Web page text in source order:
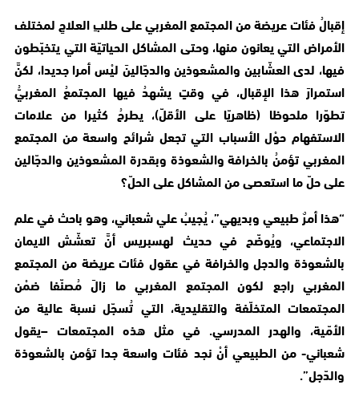
إقبالُ فئات عريضة من المجتمع المغربي على طلبِ العلاجِ لمختلف
الأمراض التي يعانون منها، وحتى المشاكل الحياتيّة التي يتخبّطون
فيها، لدى العشّابين والمشعوذين والدجّالينَ ليْس أمرا جديدا، لكنَّ
استمرارَ هذا الإقبال، في وقتٍ يشهدُ فيها المجتمعُ المغربيُّ
تطوّرا ملحوظا (ظاهريّا على الأقلّ)، يطرحُ كثيرا من علامات
الاستفهام حوْل الأسباب التي تجعل شرائح واسعة من المجتمع
المغربي تؤمنُ بالخرافة والشعوذة وبقدرة المشعوذين والدجّالين
على حلّ ما استعصى من المشاكل على الحلّ؟
“هذا أمرٌ طبيعي وبديهي”، يُجيبُ علي شعباني، وهو باحث في علم
الاجتماعي، ويُوضّح في حديث لهسبريس أنَّ تعشّش الايمان
بالشعوذة والدجل والخرافة في عقول فئات عريضة من المجتمع
المغربي راجع لكون المجتمع المغربي ما زالَ مُصنّفا ضمْن
المجتمعات المتخلّفة والتقليدية، التي تُسجّل نسبة عالية من
الأمّية، والهدر المدرسي. في مثل هذه المجتمعات –يقول
شعباني- من الطبيعي أنْ نجد فئات واسعة جدا تؤمن بالشعوذة
والدّجل”.